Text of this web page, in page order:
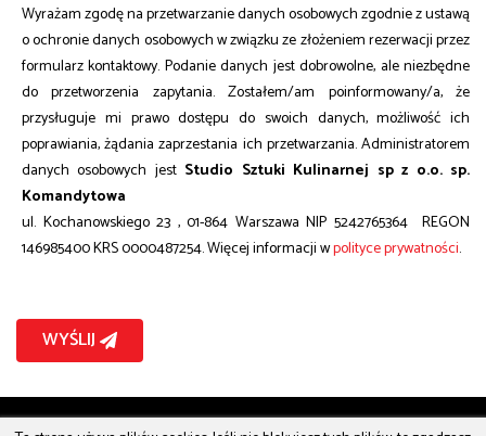
Wyrażam zgodę na przetwarzanie danych osobowych zgodnie z ustawą
o ochronie danych osobowych w związku ze złożeniem rezerwacji przez
formularz kontaktowy. Podanie danych jest dobrowolne, ale niezbędne
do przetworzenia zapytania. Zostałem/am poinformowany/a, że
przysługuje mi prawo dostępu do swoich danych, możliwość ich
poprawiania, żądania zaprzestania ich przetwarzania. Administratorem
danych osobowych jest Studio Sztuki Kulinarnej sp z o.o. sp.
Komandytowa
ul. Kochanowskiego 23 , 01-864 Warszawa NIP 5242765364 REGON
146985400 KRS 0000487254. Więcej informacji wpolityce prywatności.
WYŚLIJ